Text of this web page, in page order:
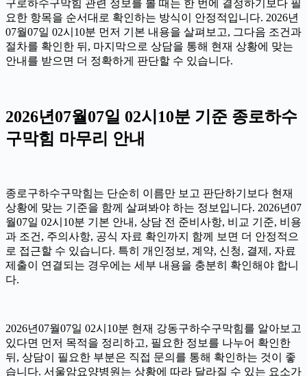
구로하수구막힘 관련 정보를 볼 때는 한 번에 결정하기보다 필
요한 항목을 순서대로 확인하는 방식이 안정적입니다. 2026년
07월07일 02시10분 먼저 기본 내용을 살펴보고, 그다음 조건과
절차를 확인한 뒤, 마지막으로 상담을 통해 현재 상황에 맞는
안내를 받으면 더 정확하게 판단할 수 있습니다.
2026년07월07일 02시10분 기준 종로하수
구막힘 마무리 안내
종로구하수구막힘는 단순히 이름만 보고 판단하기보다 현재
상황에 맞는 기준을 함께 살펴봐야 하는 정보입니다. 2026년07
월07일 02시10분 기본 안내, 상담 전 준비사항, 비교 기준, 비용
과 조건, 주의사항, 공식 자료 확인까지 함께 보면 더 안정적으
로 접근할 수 있습니다. 특히 개인정보, 계약, 신청, 결제, 자료
제출이 연결되는 경우에는 세부 내용을 충분히 확인해야 합니
다.
2026년07월07일 02시10분 현재 강동구하수구막힘를 알아보고
있다면 먼저 목적을 정리하고, 필요한 정보를 나누어 확인한
뒤, 상담이 필요한 부분은 직접 문의를 통해 확인하는 것이 좋
습니다. 서울암요양병원는 상황에 따라 달라질 수 있는 요소가